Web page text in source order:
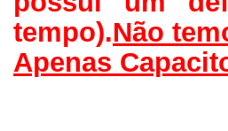
tempo).Não
Apenas